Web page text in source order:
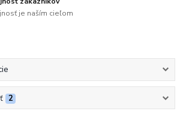
je naším cieľom
2